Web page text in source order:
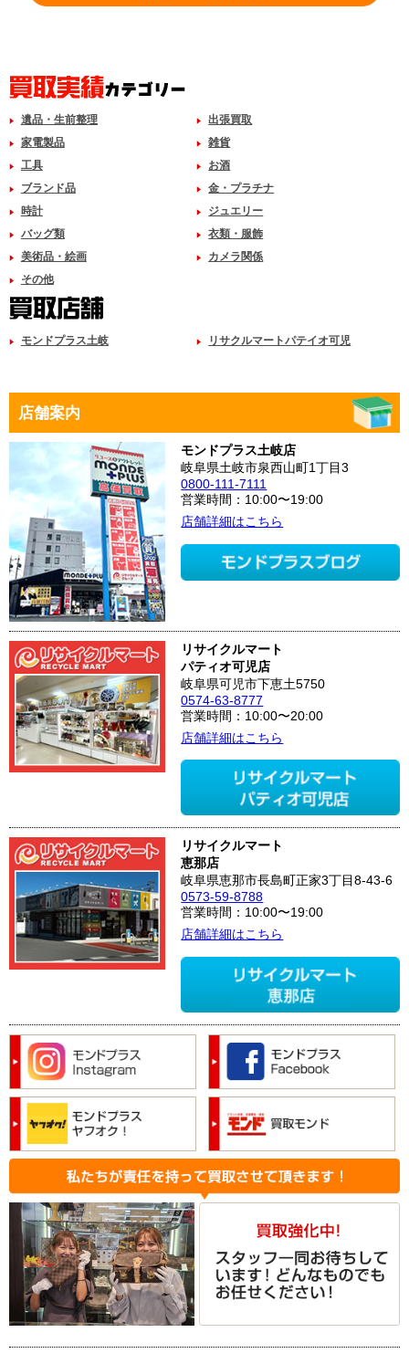
遺品・生前整理
出張買取
家電製品
雑貨
工具
お酒
ブランド品
金・プラチナ
時計
ジュエリー
バッグ類
衣類・服飾
美術品・絵画
カメラ関係
その他
モンドプラス土岐 リサクルマートパテイオ可児
店舗案内
モンドプラス土岐店
岐阜県土岐市泉西山町1丁目3
0800-111-7111
営業時間：10:00〜19:00
店舗詳細はこちら
リサイクルマート
パティオ可児店
岐阜県可児市下恵土5750
0574-63-8777
営業時間：10:00〜20:00
店舗詳細はこちら
リサイクルマート
恵那店
岐阜県恵那市長島町正家3丁目8-43-6
0573-59-8788
営業時間：10:00〜19:00
店舗詳細はこちら